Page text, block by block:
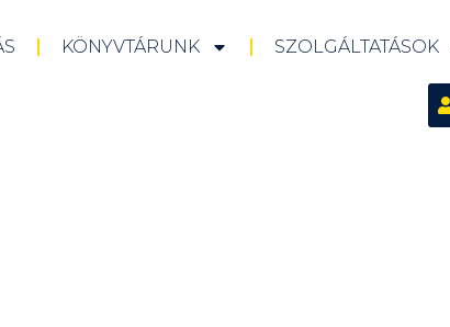
KÖNYVTÁRUNK SZOLGÁLTATÁSOK